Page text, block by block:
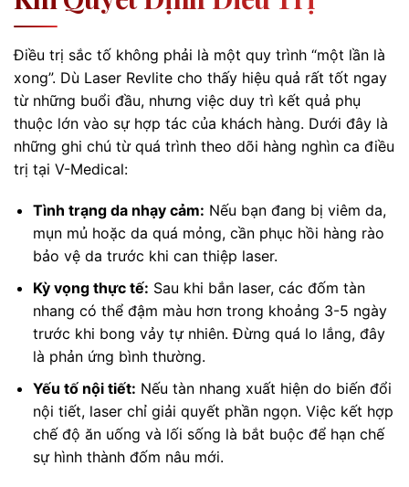
Điều trị sắc tố không phải là một quy trình “một lần là
xong”. Dù Laser Revlite cho thấy hiệu quả rất tốt ngay
từ những buổi đầu, nhưng việc duy trì kết quả phụ
thuộc lớn vào sự hợp tác của khách hàng. Dưới đây là
những ghi chú từ quá trình theo dõi hàng nghìn ca điều
trị tại V-Medical:
Tình trạng da nhạy cảm: Nếu bạn đang bị viêm da,
mụn mủ hoặc da quá mỏng, cần phục hồi hàng rào
bảo vệ da trước khi can thiệp laser.
Kỳ vọng thực tế: Sau khi bắn laser, các đốm tàn
nhang có thể đậm màu hơn trong khoảng 3-5 ngày
trước khi bong vảy tự nhiên. Đừng quá lo lắng, đây
là phản ứng bình thường.
Yếu tố nội tiết: Nếu tàn nhang xuất hiện do biến đổi
nội tiết, laser chỉ giải quyết phần ngọn. Việc kết hợp
chế độ ăn uống và lối sống là bắt buộc để hạn chế
sự hình thành đốm nâu mới.